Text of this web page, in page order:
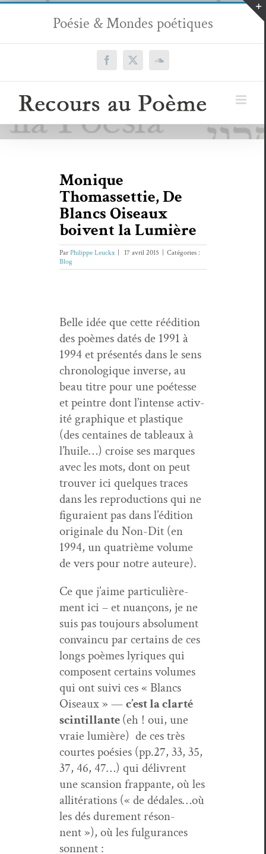
Passer
contenu
Poésie & Mondes poétiques
Facebook
X SoundCloud
Monique
Thomassettie, De
Blancs Oiseaux
boivent la Lumière
ParPhilippe Leuckx 17 avril 2015
Catégories :
Blog
Belle idée que cette réédi­tion
des poèmes datés de 1991 à
1994 et présen­tés dans le sens
chronologique inverse, au
beau titre pour une poétesse
et pein­tre dont l’intense activ­
ité graphique et plas­tique
(des cen­taines de tableaux à
l’huile…) croise ses mar­ques
avec les mots, dont on peut
trou­ver ici quelques traces
dans les repro­duc­tions qui ne
fig­u­raient pas dans l’édition
orig­i­nale du Non-Dit (en
1994, un qua­trième vol­ume
de vers pour notre auteure).
Ce que j’aime par­ti­c­ulière­
ment ici – et nuançons, je ne
suis pas tou­jours absol­u­ment
con­va­in­cu par cer­tains de ces
longs poèmes lyriques qui
com­posent cer­tains vol­umes
qui ont suivi ces « Blancs
Oiseaux » —c’est la clarté
scin­til­lante(eh ! oui, une
vraie lumière) de ces très
cour­tes poésies (pp.27, 33, 35,
37, 46, 47…) qui délivrent
une scan­sion frap­pante, où les
allitéra­tions (« de dédales…où
les dés dure­ment réson­
nent »), où les ful­gu­rances
sonnent :